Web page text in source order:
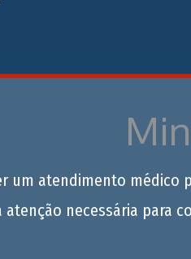
um atendimento médico
atenção necessária para